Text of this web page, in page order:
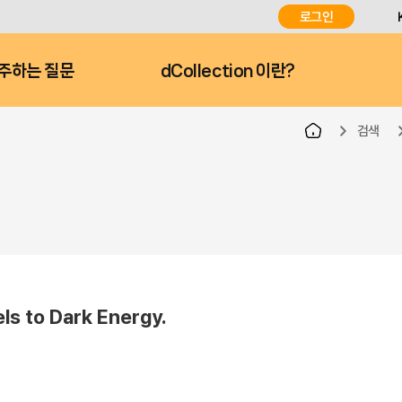
로그인
하는 질문 dCollection 이란?
검색
to Dark Energy.